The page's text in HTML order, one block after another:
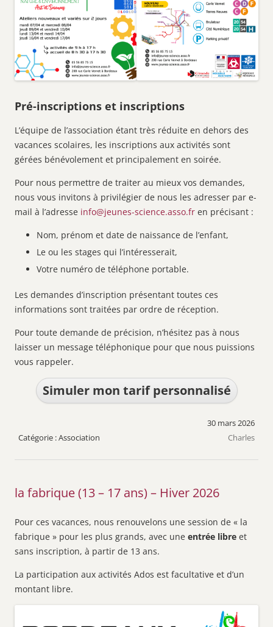
Pré-inscriptions et inscriptions
L’équipe de l’association étant très réduite en dehors des
vacances scolaires, les inscriptions aux activités sont
gérées bénévolement et principalement en soirée.
Pour nous permettre de traiter au mieux vos demandes,
nous vous invitons à privilégier de nous les adresser par e-
mail à l’adresse info@jeunes-science.asso.fr en précisant :
Nom, prénom et date de naissance de l’enfant,
Le ou les stages qui l’intéresserait,
Votre numéro de téléphone portable.
Les demandes d’inscription présentant toutes ces
informations sont traitées par ordre de réception.
Pour toute demande de précision, n’hésitez pas à nous
laisser un message téléphonique pour que nous puissions
vous rappeler.
Simuler mon tarif personnalisé
Association
30 mars 2026
Charles
la fabrique (13 – 17 ans) – Hiver 2026
Pour ces vacances, nous renouvelons une session de « la
fabrique » pour les plus grands, avec une entrée libre et
sans inscription, à partir de 13 ans.
La participation aux activités Ados est facultative et d’un
montant libre.